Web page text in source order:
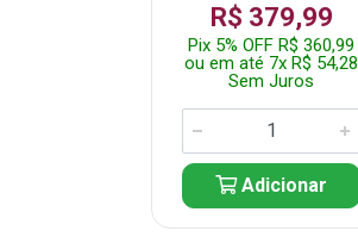
R$ 379,99
Pix 5% OFF R$ 360,99
ou em até 7x R$ 54,28
Sem Juros
Adicionar